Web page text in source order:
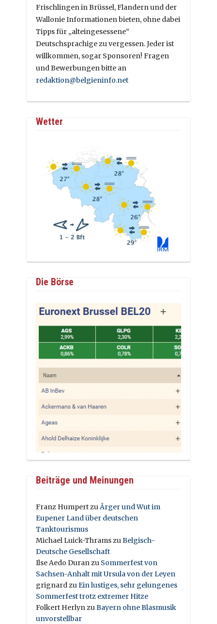
Frischlingen in Brüssel, Flandern und der
Wallonie Informationen bieten, ohne dabei
Tipps für „alteingesessene“
Deutschsprachige zu vergessen. Jeder ist
willkommen, sogar Sponsoren! Fragen
und Bewerbungen bitte an
redaktion@belgieninfo.net
Wetter
Die Börse
Beiträge und Meinungen
Franz HumpertzuÄrger und Wut im
Eupener Land über deutschen
Tanktourismus
Michael Luick-ThramszuBelgisch-
Deutsche Gesellschaft
Ilse Aedo Duranzu Sommerfest von
Sachsen-Anhalt mit Ursula von der Leyen
grignardzuEin lustiges, sehr gelungenes
Sommerfest trotz extremer Hitze
Folkert HerlynzuBayern ohne Blasmusik
unvorstellbar